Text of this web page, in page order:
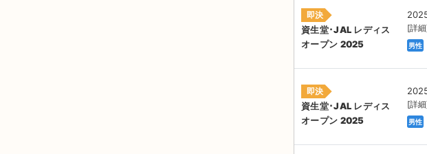
即決
資生堂･JAL レディス
オープン 2025
[詳
男性
即決
資生堂･JAL レディス
オープン 2025
[詳
男性